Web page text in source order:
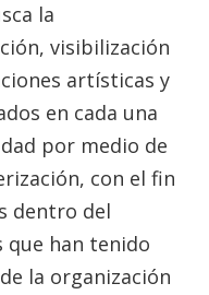
la
visibilización
artísticas y
en cada una
por medio de
con el fin
dentro del
han tenido
la organización